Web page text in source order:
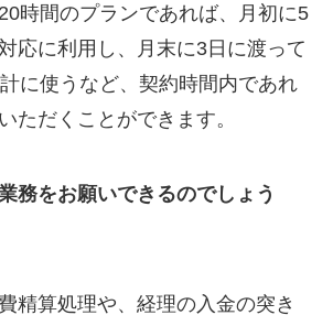
時間のプランであれば、月初に5
応に利用し、月末に3日に渡って
に使うなど、契約時間内であれ
ただくことができます。
務をお願いできるのでしょう
精算処理や、経理の入金の突き